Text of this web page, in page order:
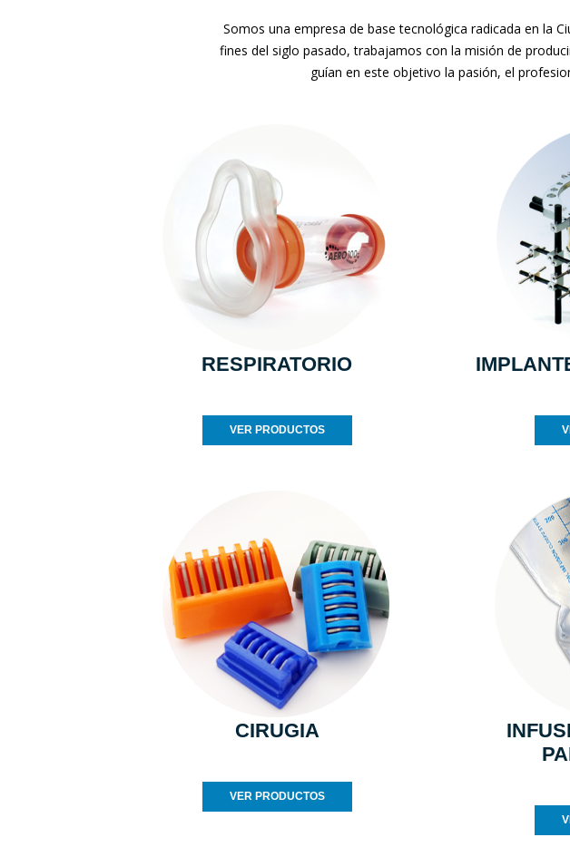
Somos una empresa de base tecnológica radicada en la
fines del siglo pasado, trabajamos con la misión de
guían en este objetivo la pasión, el
RESPIRATORIO
VER PRODUCTOS
CIRUGIA
VER PRODUCTOS